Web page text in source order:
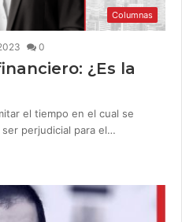
Columnas
0
¿Es la
el tiempo en el cual se
perjudicial para el…